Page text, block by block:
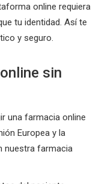
online requiera
tu identidad. Así te
y seguro.
sin
una farmacia online
Europea y la
nuestra farmacia